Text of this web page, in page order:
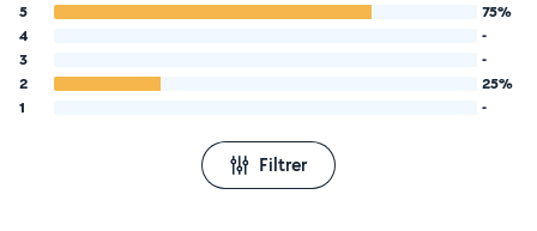
5
75%
4
-
3
-
2
25%
1
-
Filtrer